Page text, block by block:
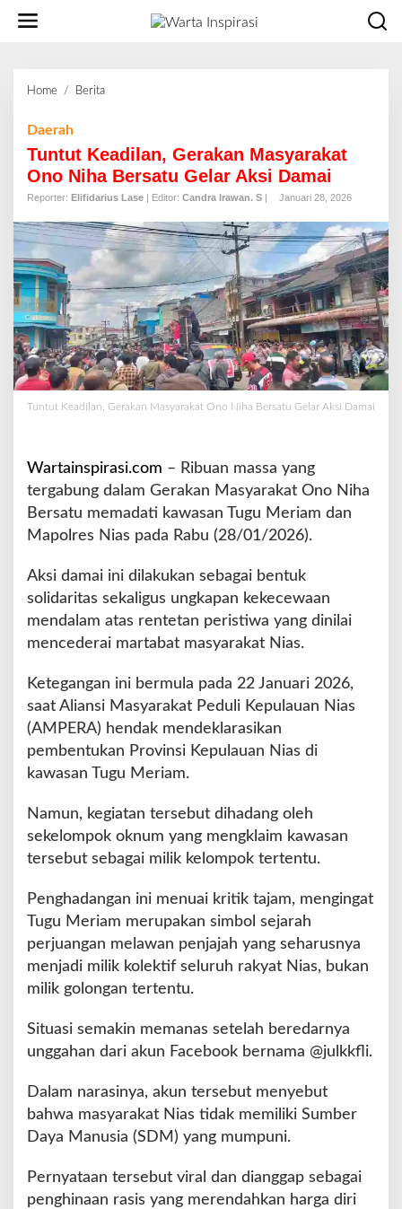
Home / Berita
u
t
K
a
d
l
a
n
,
G
e
a
n
M
s
y
r
a
a
t
n
o
N
i
h
a
e
r
s
a
u
G
a
r
k
s
i
a
m
a
Daerah
Tuntut Keadilan, Gerakan Masyarakat
Ono Niha Bersatu Gelar Aksi Damai
Reporter: Elifidarius Lase | Editor: Candra Irawan. S | Januari 28, 2026
Tuntut Keadilan, Gerakan Masyarakat Ono Niha Bersatu Gelar Aksi Damai
Wartainspirasi.com – Ribuan massa yang
tergabung dalam Gerakan Masyarakat Ono Niha
Bersatu memadati kawasan Tugu Meriam dan
Mapolres Nias pada Rabu (28/01/2026).
Aksi damai ini dilakukan sebagai bentuk
solidaritas sekaligus ungkapan kekecewaan
mendalam atas rentetan peristiwa yang dinilai
mencederai martabat masyarakat Nias.
Ketegangan ini bermula pada 22 Januari 2026,
saat Aliansi Masyarakat Peduli Kepulauan Nias
(AMPERA) hendak mendeklarasikan
pembentukan Provinsi Kepulauan Nias di
kawasan Tugu Meriam.
Namun, kegiatan tersebut dihadang oleh
sekelompok oknum yang mengklaim kawasan
tersebut sebagai milik kelompok tertentu.
Penghadangan ini menuai kritik tajam, mengingat
Tugu Meriam merupakan simbol sejarah
perjuangan melawan penjajah yang seharusnya
menjadi milik kolektif seluruh rakyat Nias, bukan
milik golongan tertentu.
Situasi semakin memanas setelah beredarnya
unggahan dari akun Facebook bernama @julkkfli.
Dalam narasinya, akun tersebut menyebut
bahwa masyarakat Nias tidak memiliki Sumber
Daya Manusia (SDM) yang mumpuni.
Pernyataan tersebut viral dan dianggap sebagai
penghinaan rasis yang merendahkan harga diri